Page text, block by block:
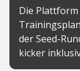
Die
der Seed-
kicker